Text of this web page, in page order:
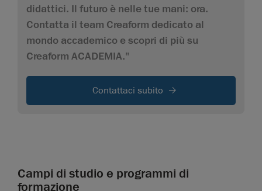
didattici. Il futuro è nelle tue mani: ora.
Contatta il team Creaform dedicato al
mondo accademico e scopri di più su
Creaform ACADEMIA."
Contattaci subito
Campi di studio e programmi di
formazione